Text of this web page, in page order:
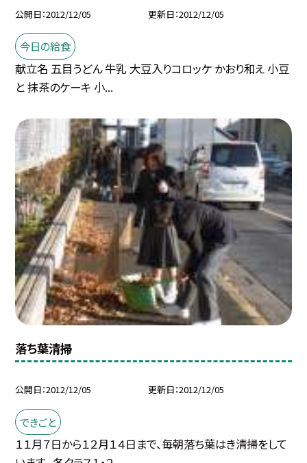
公開日 2012/12/05 更新日 2012/12/05
今日の給食
献立名 五目うどん 牛乳 大豆入りコロッケ かおり和え 小豆
と 抹茶のケーキ 小...
落ち葉清掃
公開日 2012/12/05 更新日 2012/12/05
できごと
１１月７日から１２月１４日まで、毎朝落ち葉はき清掃をして